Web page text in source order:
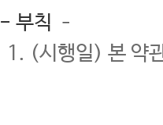
- 부칙 –
1. (시행일) 본 약